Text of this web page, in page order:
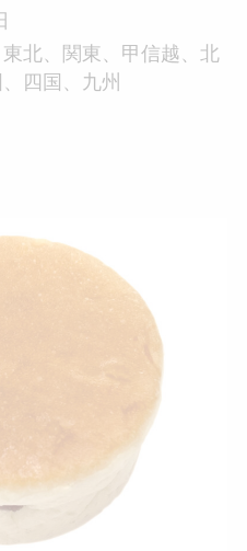
北、関東、甲信越、北
四国、九州